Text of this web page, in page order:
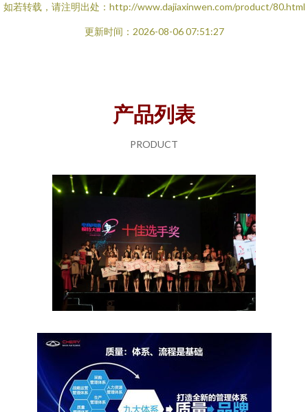
如若转载，请注明出处：http://www.dajiaxinwen.com/product/80.html
更新时间：2026-08-06 07:51:27
产品列表
PRODUCT